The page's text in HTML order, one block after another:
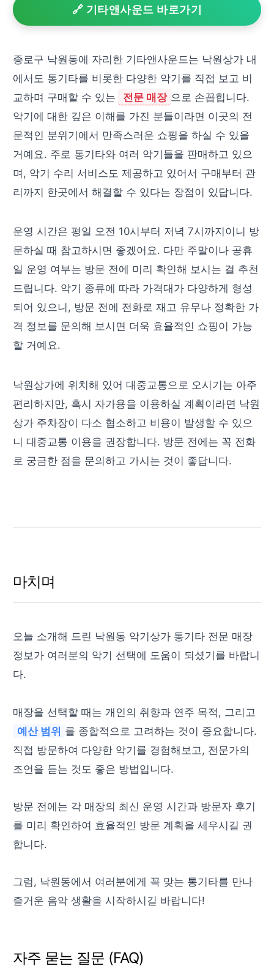
🔗 기타앤사운드 바로가기
종로구 낙원동에 자리한 기타앤사운드는 낙원상가 내
에서도 통기타를 비롯한 다양한 악기를 직접 보고 비
교하며 구매할 수 있는
전문 매장 으로 손꼽힙니다.
악기에 대한 깊은 이해를 가진 분들이라면 이곳의 전
문적인 분위기에서 만족스러운 쇼핑을 하실 수 있을
거예요. 주로 통기타와 여러 악기들을 판매하고 있으
며, 악기 수리 서비스도 제공하고 있어서 구매부터 관
리까지 한곳에서 해결할 수 있다는 장점이 있답니다.
운영 시간은 평일 오전 10시부터 저녁 7시까지이니 방
문하실 때 참고하시면 좋겠어요. 다만 주말이나 공휴
일 운영 여부는 방문 전에 미리 확인해 보시는 걸 추천
드립니다. 악기 종류에 따라 가격대가 다양하게 형성
되어 있으니, 방문 전에 전화로 재고 유무나 정확한 가
격 정보를 문의해 보시면 더욱 효율적인 쇼핑이 가능
할 거예요.
낙원상가에 위치해 있어 대중교통으로 오시기는 아주
편리하지만, 혹시 자가용을 이용하실 계획이라면 낙원
상가 주차장이 다소 협소하고 비용이 발생할 수 있으
니 대중교통 이용을 권장합니다. 방문 전에는 꼭 전화
로 궁금한 점을 문의하고 가시는 것이 좋답니다.
마치며
오늘 소개해 드린 낙원동 악기상가 통기타 전문 매장
정보가 여러분의 악기 선택에 도움이 되셨기를 바랍니
다.
매장을 선택할 때는 개인의 취향과 연주 목적, 그리고
예산 범위 를 종합적으로 고려하는 것이 중요합니다.
직접 방문하여 다양한 악기를 경험해보고, 전문가의
조언을 듣는 것도 좋은 방법입니다.
방문 전에는 각 매장의 최신 운영 시간과 방문자 후기
를 미리 확인하여 효율적인 방문 계획을 세우시길 권
합니다.
그럼, 낙원동에서 여러분에게 꼭 맞는 통기타를 만나
즐거운 음악 생활을 시작하시길 바랍니다!
자주 묻는 질문 (FAQ)